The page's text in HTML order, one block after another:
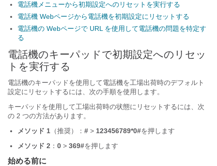
電話機メニューから初期設定へのリセットを実行する
電話機 Webページから電話機を初期設定にリセットする
電話機の Webページで URL を使用して電話機の問題を特定す
る
電話機のキーパッドで初期設定へのリセッ
トを実行する
電話機のキーパッドを使用して電話機を工場出荷時のデフォルト
設定にリセットするには、次の手順を使用します。
キーパッドを使用して工場出荷時の状態にリセットするには、次
の 2 つの方法があります。
メソッド 1 （推奨）： # > 123456789*0#を押します
メソッド 2 ： 0 > 369#を押します
始める前に